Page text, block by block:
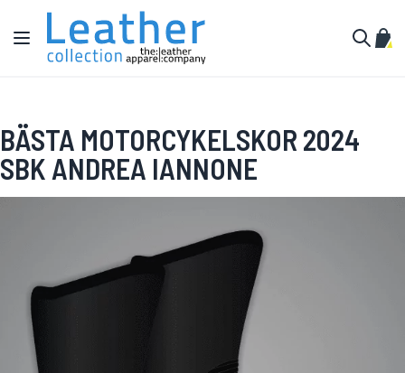
Hoppa till innehållet
Växla Nav
Min
BÄSTA MOTORCYKELSKOR 2024
SBK ANDREA IANNONE